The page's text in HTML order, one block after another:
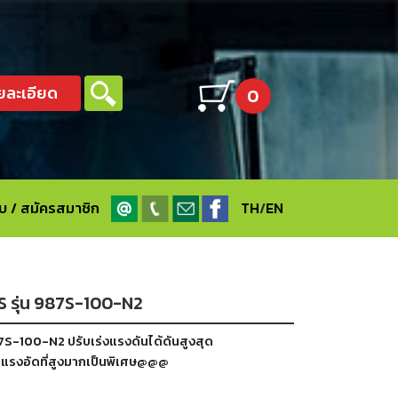
ะเอียด 0
/ สมัครสมาชิก TH/EN
รุ่น 987S-100-N2
100-N2 ปรับเร่งแรงดันได้ดันสูงสุด
งอัดที่สูงมากเป็นพิเศษ@@@